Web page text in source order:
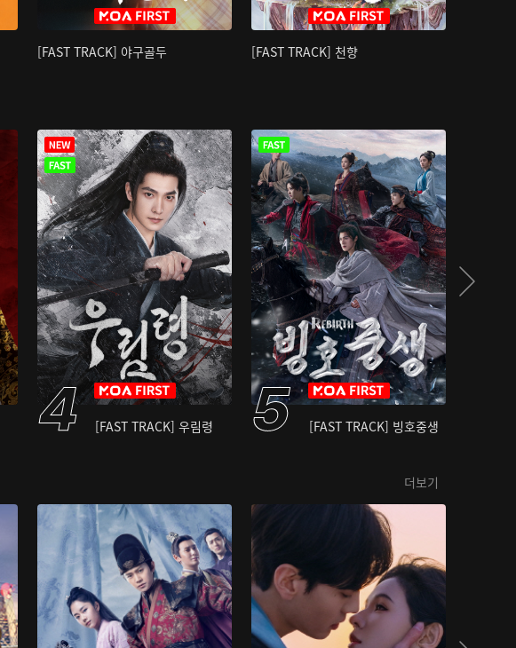
[FAST TRACK] 야구골두 [FAST TRACK] 천향
[FAST TRACK] 우림령 [FAST TRACK] 빙호중생
더보기